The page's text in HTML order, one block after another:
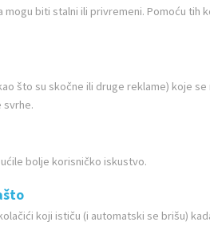
Savjetujemo da ova Pravila
biti stalni ili privremeni. Pomoću
što su skočne ili druge reklame) koje
svrhe.
bolje korisničko iskustvo.
koji ističu (i automatski se brišu)